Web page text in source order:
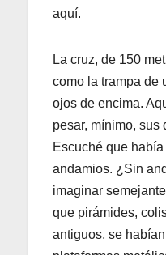
aquí.
La cruz, de 150
como la trampa de
ojos de encima.
pesar, mínimo, sus
Escuché que
andamios. ¿Sin
imaginar
que pirámides,
antiguos, se